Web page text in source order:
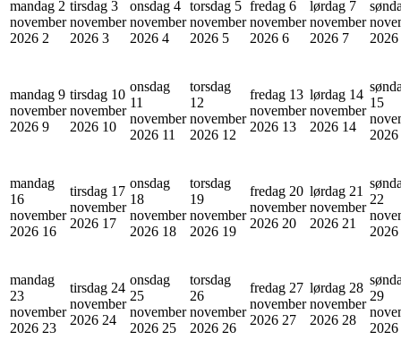
mandag 2
november
2026 2
tirsdag 3
november
2026 3
onsdag 4
november
2026 4
torsdag 5
november
2026 5
fredag 6
november
2026 6
lørdag 7
november
2026 7
2026
mandag 9
november
2026 9
tirsdag 10
november
2026 10
onsdag
11
november
2026 11
torsdag
12
november
2026 12
fredag 13
november
2026 13
lørdag 14
november
2026 14
15
2026
mandag
16
november
2026 16
tirsdag 17
november
2026 17
onsdag
18
november
2026 18
torsdag
19
november
2026 19
fredag 20
november
2026 20
lørdag 21
november
2026 21
22
2026
mandag
23
november
2026 23
tirsdag 24
november
2026 24
onsdag
25
november
2026 25
torsdag
26
november
2026 26
fredag 27
november
2026 27
lørdag 28
november
2026 28
29
2026